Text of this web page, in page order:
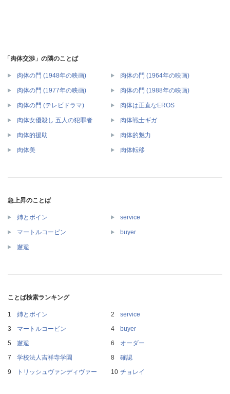
「肉体交渉」の隣のことば
肉体の門 (1948年の映画) 肉体の門 (1964年の映画)
肉体の門 (1977年の映画) 肉体の門 (1988年の映画)
肉体の門 (テレビドラマ) 肉体は正直なEROS
肉体女優殺し 五人の犯罪者 肉体戦士ギガ
肉体的援助 肉体的魅力
肉体美 肉体転移
急上昇のことば
姉とボイン service
マートルコービン buyer
邂逅
ことば検索ランキング
姉とボイン
service
マートルコービン
buyer
邂逅
オーダー
学校法人吉祥寺学園
確認
トリッシュヴァンディヴァー
チョレイ